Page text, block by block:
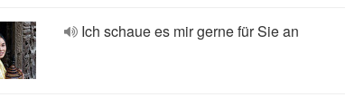
Ich schaue es mir gerne für Sie an